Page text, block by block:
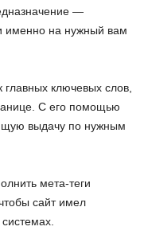
—
именно на нужный вам
главных ключевых слов,
С его помощью
выдачу по нужным
мета-теги
сайт имел